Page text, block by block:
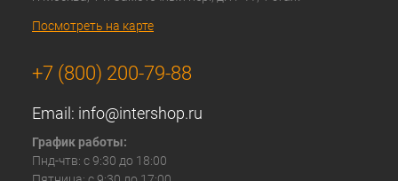
Посмотреть на карте
+7 (800) 200-79-88
Email: info@intershop.ru
График работы:
Пнд-чтв: с 9:30 до 18:00